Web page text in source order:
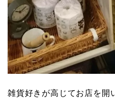
雑貨好きが高じてお店を開